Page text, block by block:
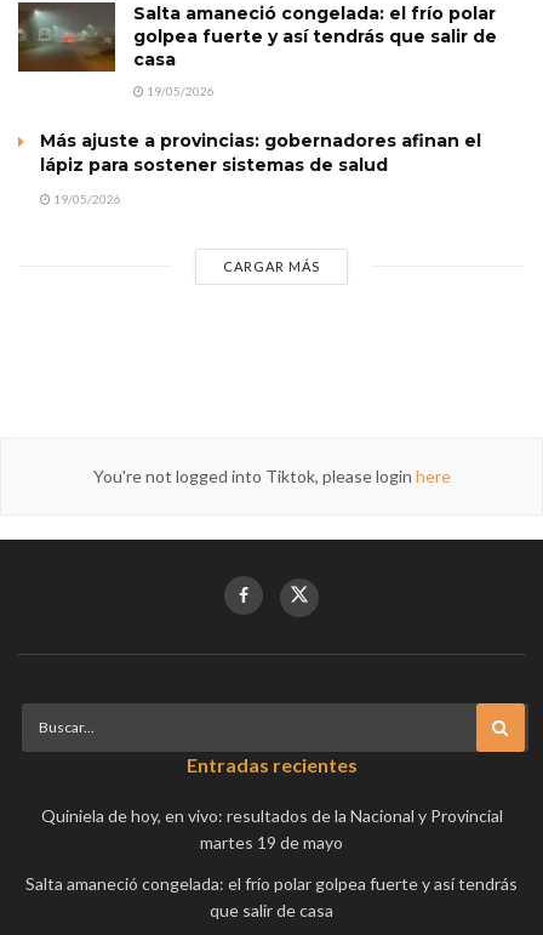
Salta amaneció congelada: el frío polar
golpea fuerte y así tendrás que salir de
casa
19/05/2026
Más ajuste a provincias: gobernadores afinan el
lápiz para sostener sistemas de salud
19/05/2026
CARGAR MÁS
You're not logged into Tiktok, please login here
Entradas recientes
Quiniela de hoy, en vivo: resultados de la Nacional y Provincial
martes 19 de mayo
Salta amaneció congelada: el frío polar golpea fuerte y así tendrás
que salir de casa